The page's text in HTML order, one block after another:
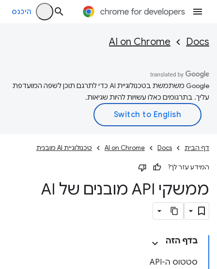
היכנס
Docs
AI on Chrome
‫Google משתמשת בטכנולוגיית AI כדי לתרגם תוכן לשפה המועדפת
עליך. בתרגומים כאלו עשויות להיות שגיאות.
דף הבית Docs
AI on Chrome טכנולוגיית AI מובנית
המידע עזר לך?
ממשקי API מובנים של AI
בדף הזה
סטטוס ה-API